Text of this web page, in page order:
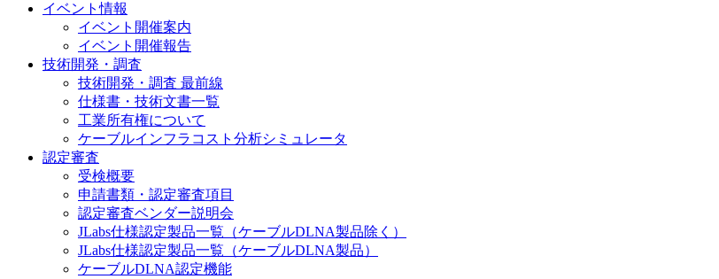
イベント情報
イベント開催案内
イベント開催報告
技術開発・調査
技術開発・調査 最前線
仕様書・技術文書一覧
工業所有権について
ケーブルインフラコスト分析シミュレータ
認定審査
受検概要
申請書類・認定審査項目
認定審査ベンダー説明会
JLabs仕様認定製品一覧（ケーブルDLNA製品除く）
JLabs仕様認定製品一覧（ケーブルDLNA製品）
ケーブルDLNA認定機能